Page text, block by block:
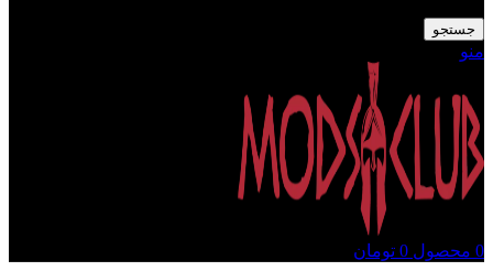
جستجو
منو
0 محصول 0 تومان